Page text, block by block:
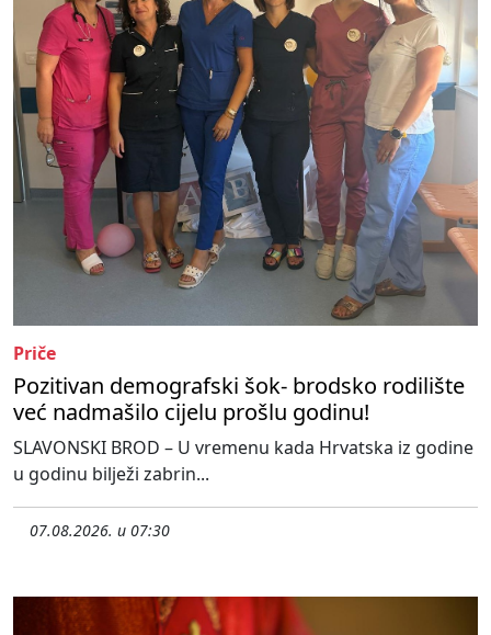
Priče
Pozitivan demografski šok- brodsko rodilište
već nadmašilo cijelu prošlu godinu!
SLAVONSKI BROD – U vremenu kada Hrvatska iz godine
u godinu bilježi zabrin...
07.08.2026. u 07:30